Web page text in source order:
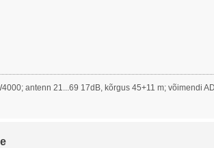
antenn 21...69 17dB, kõrgus 45+11 m; võimendi